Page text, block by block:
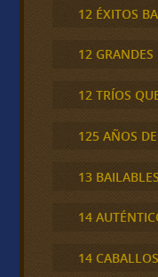
12 ÉXITOS
12 GRANDES
12 TRÍOS
125 AÑOS
13
14
14